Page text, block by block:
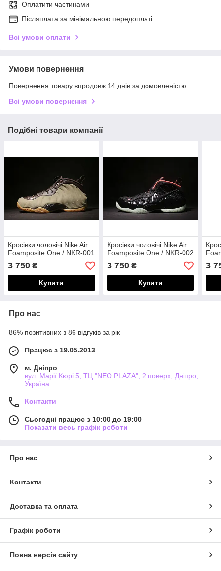
Оплатити частинами
Післяплата за мінімальною передоплаті
Всі умови оплати
Умови повернення
Повернення товару впродовж 14 днів за домовленістю
Всі умови повернення
Подібні товари компанії
Кросівки чоловічі Nike Air
Foamposite One / NKR-001
3 750 ₴
Купити
Кросівки чоловічі Nike Air
Foamposite One / NKR-002
3 750₴
Купити
3
Про нас
86% позитивних з 86 відгуків за рік
Працює з 19.05.2013
м. Дніпро
вул. Марії Кюрі 5, ТЦ "NEO PLAZA", 2 поверх, Дніпро,
Україна
Контакти
Сьогодні працює з 10:00 до 19:00
Показати весь графік роботи
Про нас
Контакти
Доставка та оплата
Графік роботи
Повна версія сайту